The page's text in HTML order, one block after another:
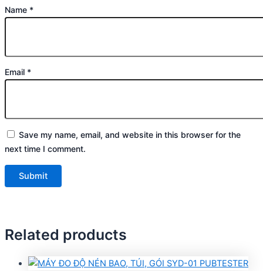
Name *
Email *
Save my name, email, and website in this browser for the
next time I comment.
Related products